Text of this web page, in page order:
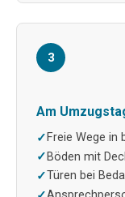
3
Am
Freie Wege in
Böden mit
Türen bei